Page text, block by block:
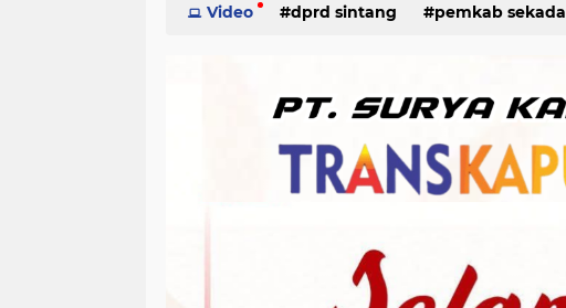
ketapang kriminal
Video dprd sintang pemkab